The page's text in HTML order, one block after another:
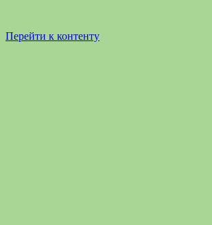
Перейти к контенту